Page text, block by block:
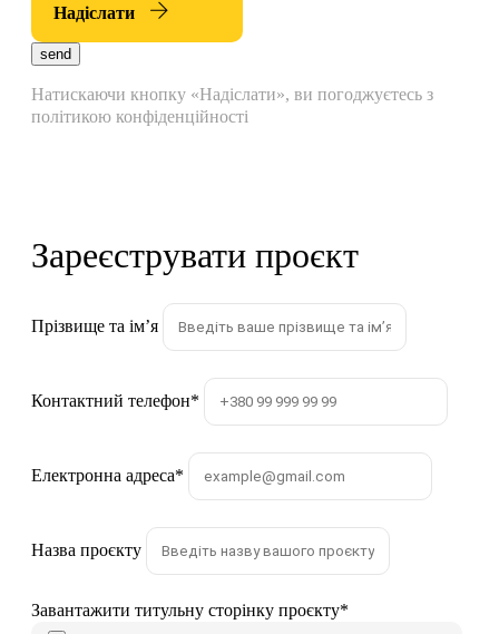
Надіслати
send
Натискаючи кнопку «Надіслати», ви погоджуєтесь з
політикою конфіденційності
Зареєструвати проєкт
Прізвище та імʼя
Контактний телефон*
Електронна адреса*
Назва проєкту
Завантажити титульну сторінку проєкту*